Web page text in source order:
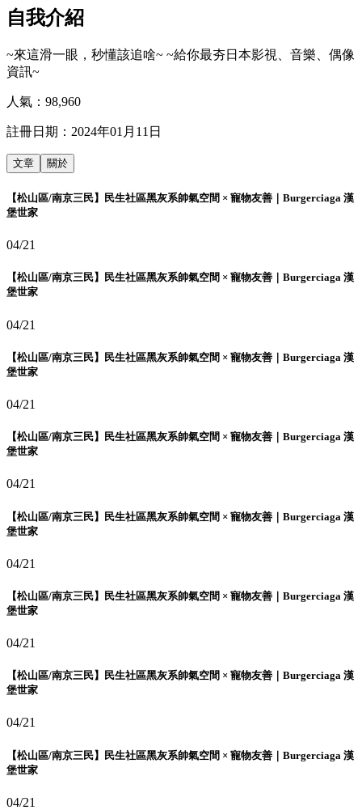
自我介紹
~來這滑一眼，秒懂該追啥~ ~給你最夯日本影視、音樂、偶像
資訊~
人氣： 98,960
註冊日期： 2024年01月11日
文章 關於
【松山區/南京三民】民生社區黑灰系帥氣空間 × 寵物友善｜Burgerciaga 漢
堡世家
04/21
【松山區/南京三民】民生社區黑灰系帥氣空間 × 寵物友善｜Burgerciaga 漢
堡世家
04/21
【松山區/南京三民】民生社區黑灰系帥氣空間 × 寵物友善｜Burgerciaga 漢
堡世家
04/21
【松山區/南京三民】民生社區黑灰系帥氣空間 × 寵物友善｜Burgerciaga 漢
堡世家
04/21
【松山區/南京三民】民生社區黑灰系帥氣空間 × 寵物友善｜Burgerciaga 漢
堡世家
04/21
【松山區/南京三民】民生社區黑灰系帥氣空間 × 寵物友善｜Burgerciaga 漢
堡世家
04/21
【松山區/南京三民】民生社區黑灰系帥氣空間 × 寵物友善｜Burgerciaga 漢
堡世家
04/21
【松山區/南京三民】民生社區黑灰系帥氣空間 × 寵物友善｜Burgerciaga 漢
堡世家
04/21